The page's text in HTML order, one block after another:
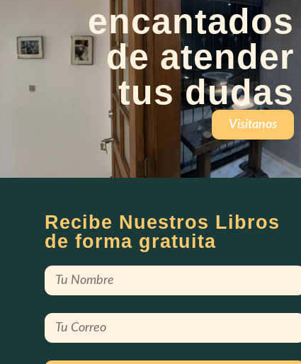
encantados
de atender
tus dudas
Visitanos
Recibe Nuestros Libros
de forma gratuita